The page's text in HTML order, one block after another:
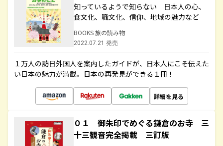
知っているようで知らない 日本人の心、
食文化、職文化、信仰、地域の魅力など
BOOKS 旅の読み物
2022.07.21 発売
１万人の訪日外国人を案内したガイドが、日本人にこそ伝えた
い日本の魅力が満載。日本の再発見ができる１冊！
詳細を見る
０１ 御朱印でめぐる鎌倉のお寺 三
十三観音完全掲載 三訂版